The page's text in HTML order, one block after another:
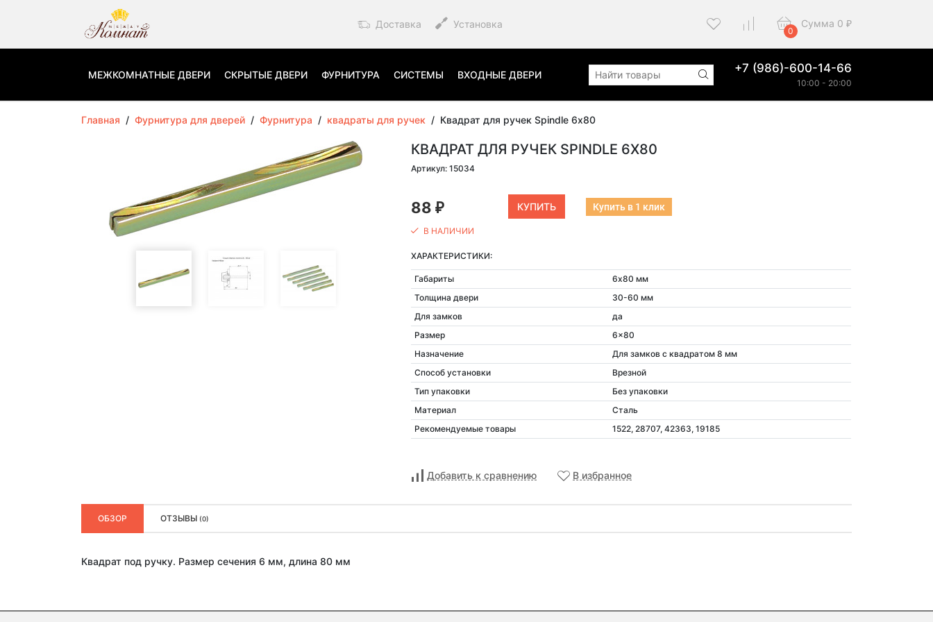
Доставка Установка
0
Сумма 0 ₽
МЕЖКОМНАТНЫЕ ДВЕРИ СКРЫТЫЕ ДВЕРИ ФУРНИТУРА СИСТЕМЫ ВХОДНЫЕ ДВЕРИ +7 (986)-600-14-66
10:00 - 20:00
Главная / Фурнитура для дверей / Фурнитура / квадраты для ручек / Квадрат для ручек Spindle 6х80
КВАДРАТ ДЛЯ РУЧЕК SPINDLE 6Х80
Артикул: 15034
88 ₽ Купить в 1 клик
В НАЛИЧИИ
ХАРАКТЕРИСТИКИ:
Габариты
6х80 мм
Толщина двери
30-60 мм
Для замков
да
Размер
6x80
Назначение
Для замков с квадратом 8 мм
Способ установки
Врезной
Тип упаковки
Без упаковки
Материал
Сталь
Рекомендуемые товары
1522, 28707, 42363, 19185
Добавить к сравнению В избранное
ОБЗОР ОТЗЫВЫ (0)
Квадрат под ручку. Размер сечения 6 мм, длина 80 мм